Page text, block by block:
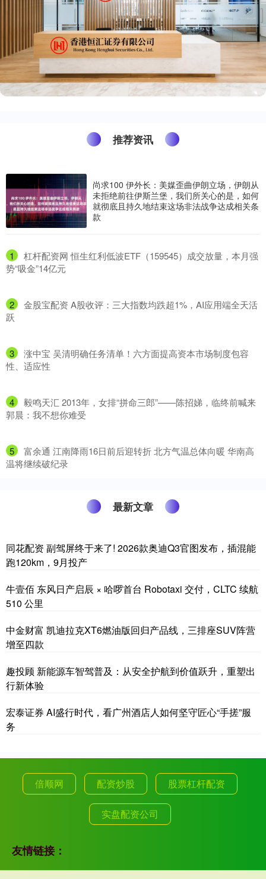
推荐资讯
尚求100 伊外长：美媒歪曲伊朗立场，伊朗从
未拒绝前往伊斯兰堡，我们所关心的是，如何
就彻底且持久地结束这场非法战争达成相关条
款
1
​杠杆配资网 恒生红利低波ETF（159545）成交放量，本月强
势“吸金”14亿元
2
​金股宝配资 A股收评：三大指数均跌超1%，AI应用端全天活
跃
3
​涨中宝 吴清明确任务清单！六方面提高资本市场制度包容
性、适应性
4
​毅鸣天汇 2013年，女排“拼命三郎”——陈招娣，临终前喊来
郭晨：我不想你难受
5
​富余通 江南降雨16日前后迎转折 北方气温总体向暖 华南高
温将继续破纪录
最新文章
同花配资 副驾屏终于来了! 2026款奥迪Q3官图发布，插混能
跑120km，9月投产
牛壹佰 东风日产启辰 × 哈啰首台 Robotaxi 交付，CLTC 续航
510 公里
中金财富 凯迪拉克XT6燃油版回归产品线，三排座SUV阵营
增至四款
趣投顾 新能源车智驾普及：从安全护航到价值跃升，重塑出
行新体验
宏泰证券 AI盛行时代，看广州酒店人如何坚守匠心“手搓”服
务
倍顺网 配资炒股 股票杠杆配资
实盘配资公司
友情链接：